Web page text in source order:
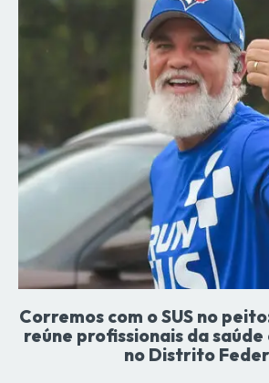
Corremos com o SUS no
reúne profissionais da
no Distrito